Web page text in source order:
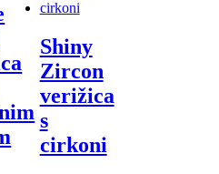
Shiny
Zircon
verižica
s
cirkoni